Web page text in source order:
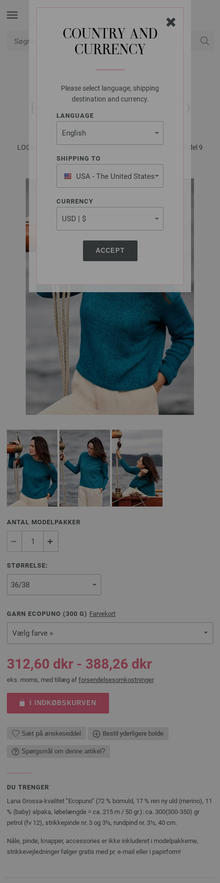
COUNTRY AND
CURRENCY
Please select language, shipping
destination and currency.
LANGUAGE
SHIPPING TO
USA - The United States
of America
CURRENCY
ACCEPT
LANA GROSSA
PULLOVER ECOPUNO
LOOKBOOK No. 12 - Magasin (DE) + Opskrifter (DK) | Model 9
ANTAL MODELPAKKER
STØRRELSE:
GARN ECOPUNO (300 G) Farvekort
Vælg farve »
312,60 dkr - 388,26 dkr
eks. moms, med tillæg af forsendelsesomkostninger
I INDKØBSKURVEN
Sæt på ønskeseddel Bestil yderligere bolde
Spørgsmål om denne artikel?
DU TRENGER
Lana Grossa-kvalitet ”Ecopuno” (72 % bomuld, 17 % ren ny uld (merino), 11
% (baby) alpaka, løbelængde = ca. 215 m / 50 gr.): ca. 300(300-350) gr
petrol (fv 12), strikkepinde nr. 3 og 3½, rundpind nr. 3½, 40 cm.
Nåle, pinde, knapper, accessories er ikke inkluderet i modelpakkerne,
strikkevejledninger følger gratis med pr. e-mail eller i papirform!